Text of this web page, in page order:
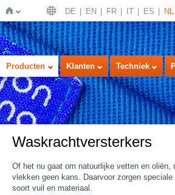
Home
DE EN FR IT ES NL
Producten Klanten Techniek
Waskrachtversterkers
Of het nu gaat om natuurlijke vetten en
vlekken geen kans. Daarvoor zorgen
soort vuil en materiaal.